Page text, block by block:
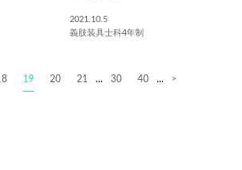
2021.10.5
義肢装具士科4年制
19 20 21 ... 30 40 ... >